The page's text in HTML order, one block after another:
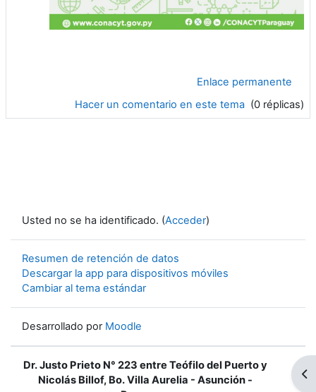
Enlace permanente
Hacer un comentario en este tema (0 réplicas)
Usted no se ha identificado. (Acceder)
Resumen de retención de datos
Descargar la app para dispositivos móviles
Cambiar al tema estándar
Desarrollado por Moodle
Dr. Justo Prieto N° 223 entre Teófilo del Puerto y
Nicolás Billof, Bo. Villa Aurelia - Asunción -